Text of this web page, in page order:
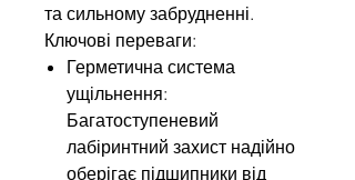
та сильному забрудненні.
Ключові переваги:
Герметична система
ущільнення:
Багатоступеневий
лабіринтний захист надійно
оберігає підшипники від